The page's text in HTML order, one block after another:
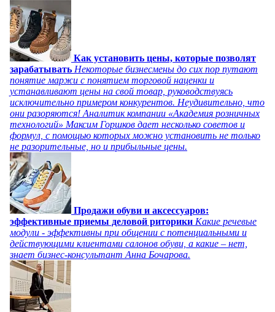
Как установить цены, которые позволят
зарабатывать Некоторые бизнесмены до сих пор путают
понятие маржи с понятием торговой наценки и
устанавливают цены на свой товар, руководствуясь
исключительно примером конкурентов. Неудивительно, что
они разоряются! Аналитик компании «Академия розничных
технологий» Максим Горшков дает несколько советов и
формул, с помощью которых можно установить не только
не разорительные, но и прибыльные цены.
Продажи обуви и аксессуаров:
эффективные приемы деловой риторики Какие речевые
модули - эффективны при общении с потенциальными и
действующими клиентами салонов обуви, а какие – нет,
знает бизнес-консультант Анна Бочарова.